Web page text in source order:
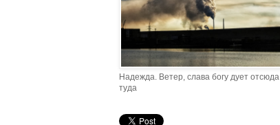
Надежда. Ветер, слава богу дует отсюда
туда